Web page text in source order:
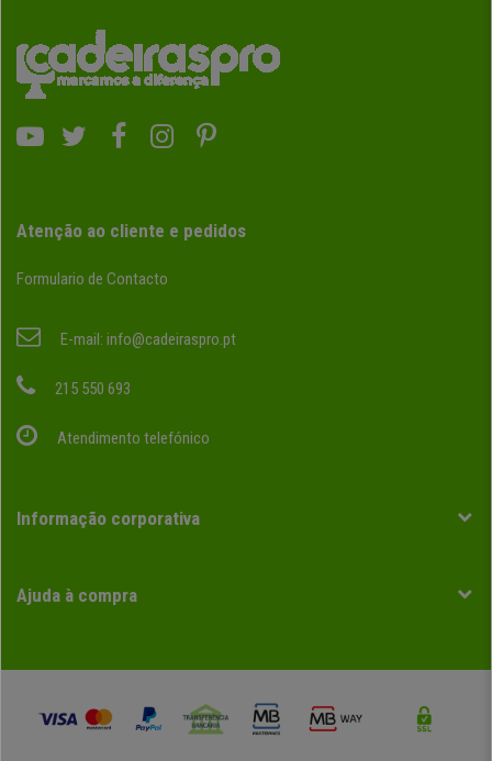
Atenção ao cliente e pedidos
Formulario de Contacto
E-mail: info@cadeiraspro.pt
215 550 693
Atendimento telefónico
Informação corporativa
Ajuda à compra